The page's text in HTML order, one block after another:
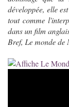
développée, elle
tout comme
dans un film
Bref, Le monde de